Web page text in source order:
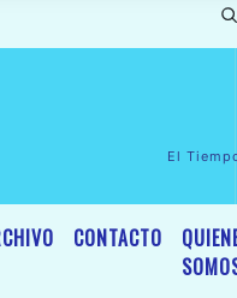
de InterÃ©s General y
El
CONTACTO